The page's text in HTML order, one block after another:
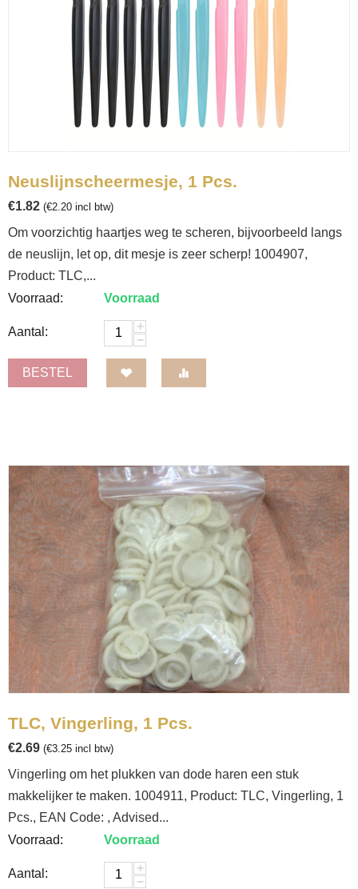
Neuslijnscheermesje, 1 Pcs.
€1.82 (€2.20 incl btw)
Om voorzichtig haartjes weg te scheren, bijvoorbeeld langs
de neuslijn, let op, dit mesje is zeer scherp! 1004907,
Product: TLC,...
Voorraad:
Voorraad
Aantal:
+
−
BESTEL
TLC, Vingerling, 1 Pcs.
€2.69 (€3.25 incl btw)
Vingerling om het plukken van dode haren een stuk
makkelijker te maken. 1004911, Product: TLC, Vingerling, 1
Pcs., EAN Code: , Advised...
Voorraad:
Voorraad
Aantal:
+
−